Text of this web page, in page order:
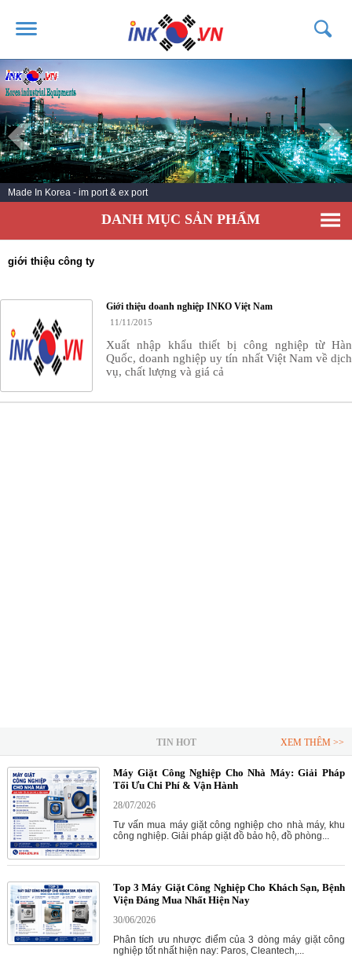
TRANG CHỦ
GIỚI THIỆU
SẢN PHẨM
DỊCH VỤ
TIN TỨC
KHÁCH HÀNG
Made In Korea - im port & ex port
DANH MỤC SẢN PHẨM
giới thiệu công ty
Giới thiệu doanh nghiệp INKO Việt Nam
11/11/2015
Xuất nhập khẩu thiết bị công nghiệp từ Hàn
Quốc, doanh nghiệp uy tín nhất Việt Nam về dịch
vụ, chất lượng và giá cả
TIN HOT XEM THÊM >>
Máy Giặt Công Nghiệp Cho Nhà Máy: Giải Pháp
Tối Ưu Chi Phí & Vận Hành
28/07/2026
Tư vấn mua máy giặt công nghiệp cho nhà máy, khu
công nghiệp. Giải pháp giặt đồ bảo hộ, đồ phòng...
Top 3 Máy Giặt Công Nghiệp Cho Khách Sạn, Bệnh
Viện Đáng Mua Nhất Hiện Nay
30/06/2026
Phân tích ưu nhược điểm của 3 dòng máy giặt công
nghiệp tốt nhất hiện nay: Paros, Cleantech,...